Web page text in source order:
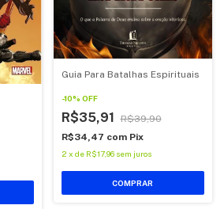
Guia Para Batalhas Espirituais
-10% OFF
R$35,91
R$39,90
R$34,47 com Pix
2 x de R$17,96 sem juros
COMPRAR